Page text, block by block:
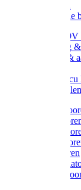
Hygienische
Batterijen
Beveiliging
Kabelsets &
Metalen accu
Zonnepanelen
Draad &
Extra
Lintisolatoren